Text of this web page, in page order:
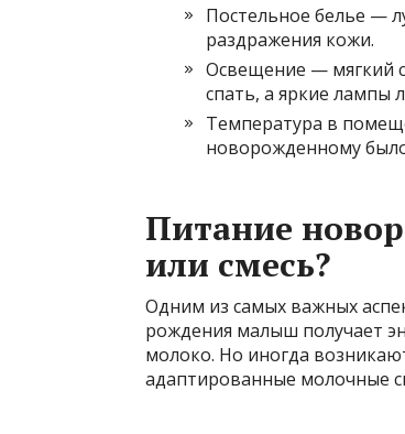
Постельное белье —
раздражения кожи.
Освещение — мягкий
спать, а яркие лампы
Температура в
новорожденному
Питание
или смесь?
Одним из самых важных
рождения малыш получает
молоко. Но иногда
адаптированные молочные